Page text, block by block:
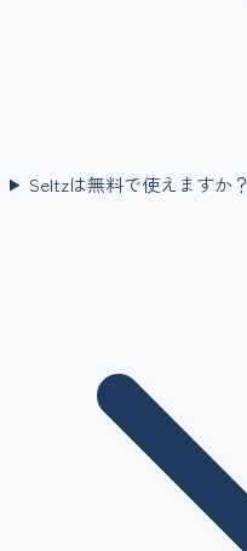
Seltzは無料で使えますか？